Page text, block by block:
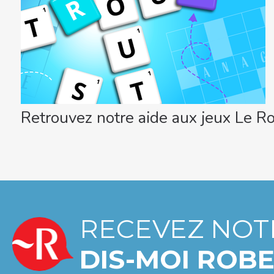
Retrouvez notre aide aux jeux Le
RECEVEZ
DIS-MOI